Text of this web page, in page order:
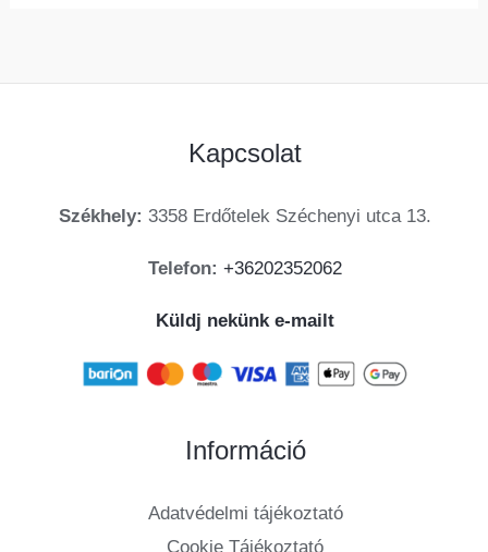
Kapcsolat
Székhely: 3358 Erdőtelek Széchenyi utca 13.
Telefon: +36202352062
Küldj nekünk e-mailt
Információ
Adatvédelmi tájékoztató
Cookie Tájékoztató